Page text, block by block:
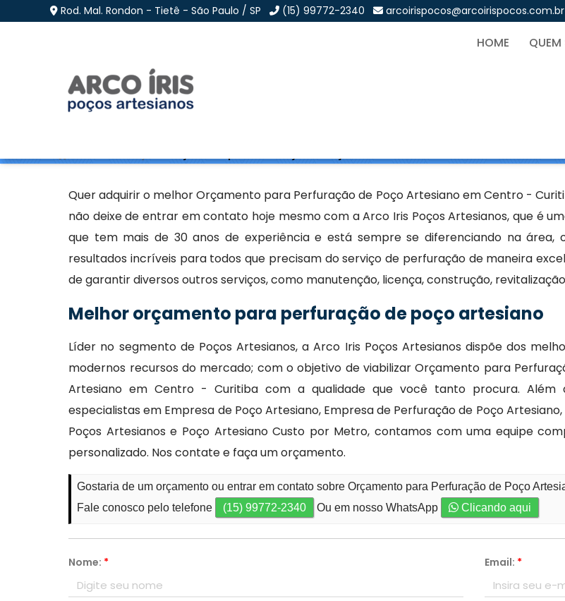
Rod. Mal. Rondon - Tietê - São Paulo / SP (15) 99772-2340 arcoirispocos@arcoirispocos.com.br
HOME
Orçamento para Perfuração de Poço
Quer adquirir o melhor Orçamento para Perfuração de Poço Artesiano em Centro -
não deixe de entrar em contato hoje mesmo com a Arco Iris Poços Artesianos, que é
que tem mais de 30 anos de experiência e está sempre se diferenciando na área,
resultados incríveis para todos que precisam do serviço de perfuração de maneira
de garantir diversos outros serviços, como manutenção, licença, construção,
Melhor orçamento para perfuração de poço artesiano
Líder no segmento de Poços Artesianos, a Arco Iris Poços Artesianos dispõe dos
modernos recursos do mercado; com o objetivo de viabilizar Orçamento para
Artesiano em Centro - Curitiba com a qualidade que você tanto procura. Além
especialistas em Empresa de Poço Artesiano, Empresa de Perfuração de Poço
Poços Artesianos e Poço Artesiano Custo por Metro, contamos com uma equipe
personalizado. Nos contate e faça um orçamento.
Gostaria de um orçamento ou entrar em contato sobre Orçamento para Perfuração de Poço
Fale conosco pelo telefone
(15) 99772-2340 Ou em nosso WhatsApp Clicando aqui
Nome: * Email: *